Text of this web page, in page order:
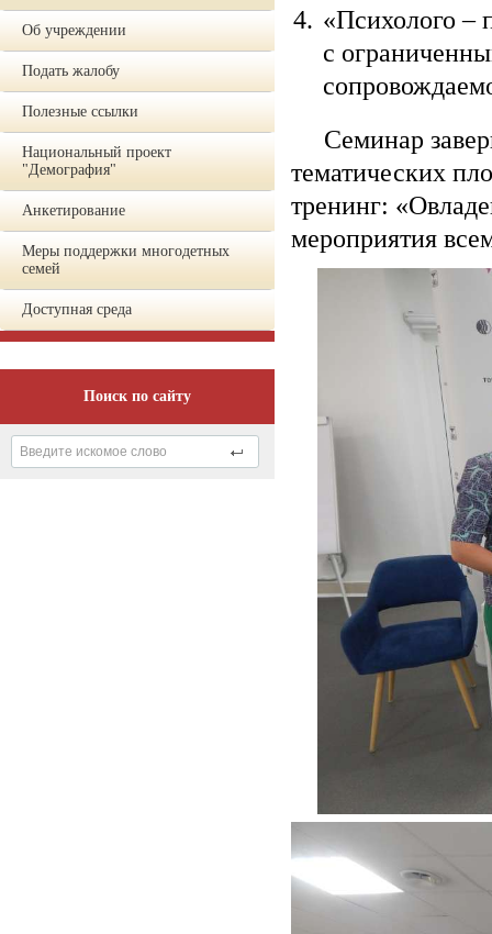
Об учреждении
Подать жалобу
Полезные ссылки
Национальный проект
"Демография"
Анкетирование
Меры поддержки многодетных
семей
Доступная среда
Поиск по сайту
«Психолого –
с
Семинар
тематических
тренинг:
мероприятия